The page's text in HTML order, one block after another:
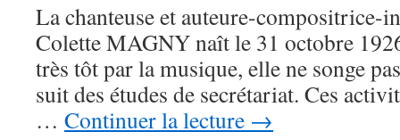
La chanteuse et auteure-compositrice-
Colette MAGNY naît le 31 octobre
très tôt par la musique, elle ne songe
suit des études de secrétariat. Ces
… Continuer la lecture →